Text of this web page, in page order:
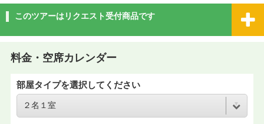
このツアーはリクエスト受付商品です
料金・空席カレンダー
部屋タイプを選択してください